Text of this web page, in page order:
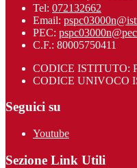
Tel: 072132662
Email:
PEC:
C.F.: 80005750411
CODICE ISTITUTO:
CODICE UNIVOCO
Seguici su
Youtube
Sezione Link Utili